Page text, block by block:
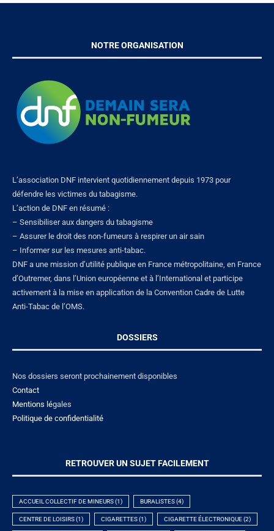
NOTRE ORGANISATION
L’association DNF intervient quotidiennement depuis 1973 pour
défendre les victimes du tabagisme.
L’action de DNF en résumé :
– Sensibiliser aux dangers du tabagisme
– Assurer le droit des non-fumeurs à respirer un air sain
– Informer sur les mesures anti-tabac.
DNF a une mission d’utilité publique en France métropolitaine, en France
d’Outremer, dans l’Union européenne et à l’International et participe
activement à la mise en application de la Convention Cadre de Lutte
Anti-Tabac de l’OMS.
DOSSIERS
Nos dossiers seront prochainement disponibles
Contact
Mentions légales
Politique de confidentialité
RETROUVER UN SUJET FACILEMENT
ACCUEIL COLLECTIF DE MINEURS(1) BURALISTES(4)
CENTRE DE LOISIRS(1) CIGARETTES(1) CIGARETTE ÉLECTRONIQUE(2)